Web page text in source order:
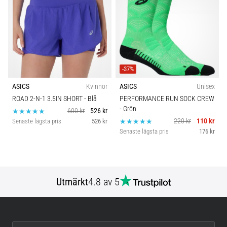
ASICS
Kvinnor
ROAD 2-N-1 3.5IN SHORT- Blå
600 kr
526 kr
Senaste lägsta pris 526 kr
-37%
ASICS
Unisex
PERFORMANCE RUN SOCK CREW
- Grön
220 kr
110 kr
Senaste lägsta pris 176 kr
Utmärkt4.8 av 5